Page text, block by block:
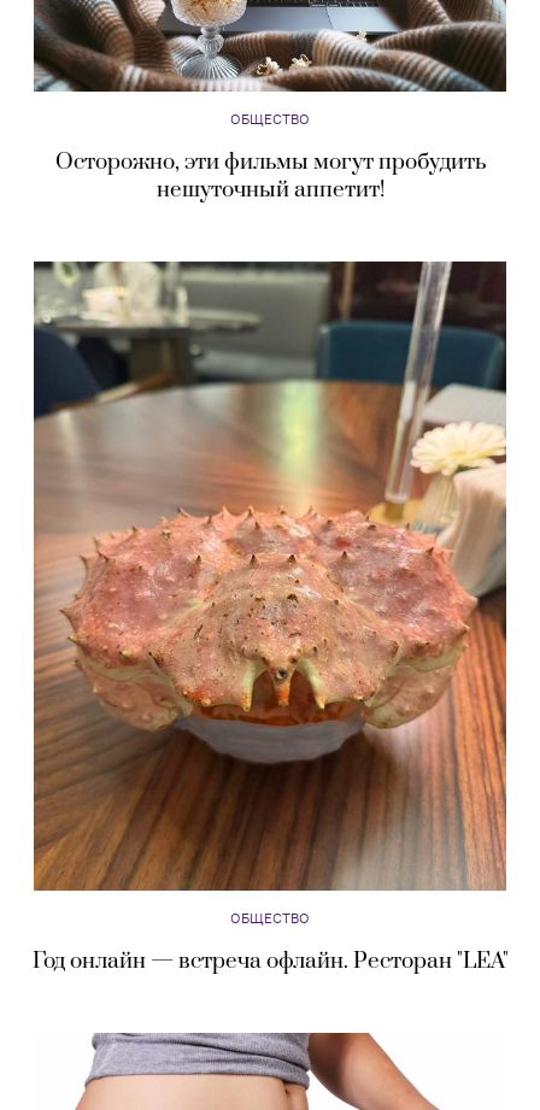
ОБЩЕСТВО
Осторожно, эти фильмы могут пробудить
нешуточный аппетит!
ОБЩЕСТВО
Год онлайн — встреча офлайн. Ресторан "LEA"